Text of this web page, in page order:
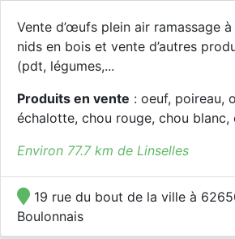
Vente d’œufs plein air ramassage
nids en bois et vente d’autres
(pdt, légumes,...
Produits en vente : oeuf, poireau,
échalotte, chou rouge, chou blanc,
Environ 77.7 km de Linselles
19 rue du bout de la ville à
Boulonnais